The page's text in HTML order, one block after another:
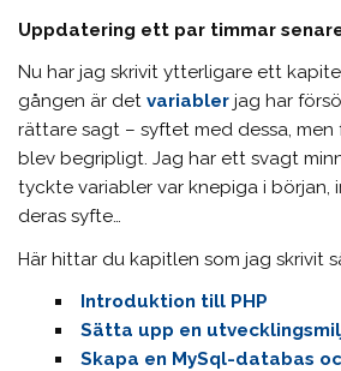
Uppdatering ett par timmar
Nu har jag skrivit ytterligare ett
gången är detvariabler jag har
rättare sagt – syftet med dessa,
blev begripligt. Jag har ett svagt
tyckte variabler var knepiga i början,
deras syfte…
Här hittar du kapitlen som jag skrivit
Introduktion till PHP
Sätta upp en
Skapa en MySql-databas